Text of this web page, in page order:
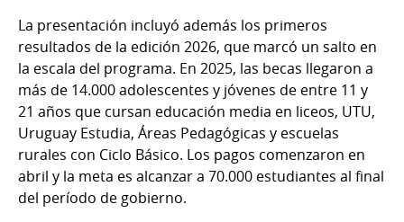
La presentación incluyó además los primeros
resultados de la edición 2026, que marcó un salto en
la escala del programa. En 2025, las becas llegaron a
más de 14.000 adolescentes y jóvenes de entre 11 y
21 años que cursan educación media en liceos, UTU,
Uruguay Estudia, Áreas Pedagógicas y escuelas
rurales con Ciclo Básico. Los pagos comenzaron en
abril y la meta es alcanzar a 70.000 estudiantes al final
del período de gobierno.